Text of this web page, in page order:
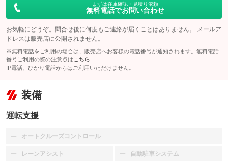
まずは在庫確認・見積り依頼
無料電話でお問い合わせ
お気軽にどうぞ。問合せ後に何度もご連絡が届くことはありません。 メールア
ドレスは販売店に公開されません。
※無料電話をご利用の場合は、販売店へお客様の電話番号が通知されます。無料電話
番号ご利用の際の注意点は こちら
IP電話、ひかり電話からはご利用いただけません。
装備
運転支援
オートクルーズコントロール
：装備なし
レーンアシスト
：装備なし 自動駐車システム
：装備なし